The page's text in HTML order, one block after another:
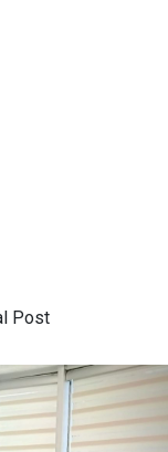
Post